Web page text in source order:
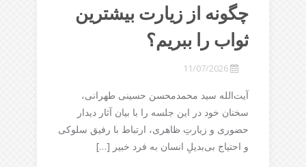
چگونه از زیارت بیشترین
ثواب را ببریم؟
11/07/2026
آیت‌الله سید محمدمحسن حسینی طهرانی،
سخنان خود در این جلسه را با بیان آثار دیدار
حضوری و زیارتِ ظاهری، ارتباط با رفیق سلوکی
و احتیاج بی‌بدیلِ انسان به فرد خبیر […]